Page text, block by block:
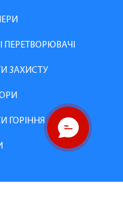
ПЕРЕТВОРЮВАЧІ
ЗАХИСТУ
ГОРІННЯ